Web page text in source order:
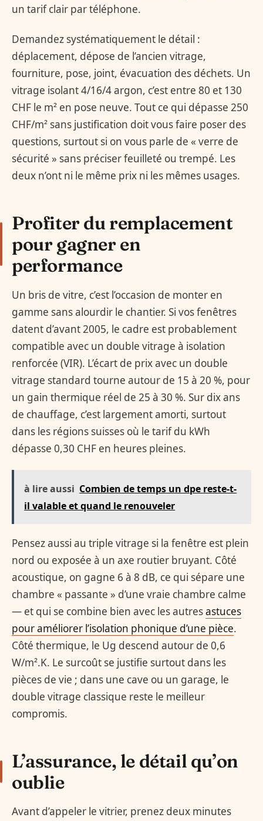
un tarif clair par téléphone.
Demandez systématiquement le détail :
déplacement, dépose de l’ancien vitrage,
fourniture, pose, joint, évacuation des déchets. Un
vitrage isolant 4/16/4 argon, c’est entre 80 et 130
CHF le m² en pose neuve. Tout ce qui dépasse 250
CHF/m² sans justification doit vous faire poser des
questions, surtout si on vous parle de « verre de
sécurité » sans préciser feuilleté ou trempé. Les
deux n’ont ni le même prix ni les mêmes usages.
Profiter du remplacement
pour gagner en
performance
Un bris de vitre, c’est l’occasion de monter en
gamme sans alourdir le chantier. Si vos fenêtres
datent d’avant 2005, le cadre est probablement
compatible avec un double vitrage à isolation
renforcée (VIR). L’écart de prix avec un double
vitrage standard tourne autour de 15 à 20 %, pour
un gain thermique réel de 25 à 30 %. Sur dix ans
de chauffage, c’est largement amorti, surtout
dans les régions suisses où le tarif du kWh
dépasse 0,30 CHF en heures pleines.
à lire aussi Combien de temps un dpe reste-t-
il valable et quand le renouveler
Pensez aussi au triple vitrage si la fenêtre est plein
nord ou exposée à un axe routier bruyant. Côté
acoustique, on gagne 6 à 8 dB, ce qui sépare une
chambre « passante » d’une vraie chambre calme
— et qui se combine bien avec les autresastuces
pour améliorer l’isolation phonique d’une pièce.
Côté thermique, le Ug descend autour de 0,6
W/m².K. Le surcoût se justifie surtout dans les
pièces de vie ; dans une cave ou un garage, le
double vitrage classique reste le meilleur
compromis.
L’assurance, le détail qu’on
oublie
Avant d’appeler le vitrier, prenez deux minutes